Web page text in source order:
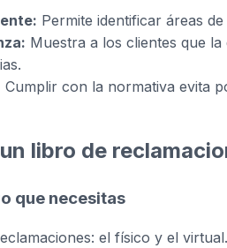
Permite identificar áreas
Muestra a los clientes que
Cumplir con la normativa evita
libro de
que necesitas
el físico y el